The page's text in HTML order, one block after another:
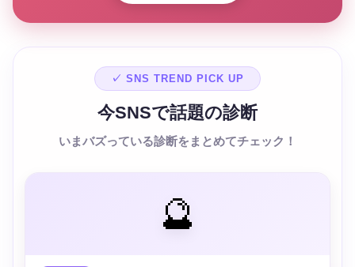
✓ SNS TREND PICK UP
今SNSで話題の診断
いまバズっている診断をまとめてチェック！
🔮